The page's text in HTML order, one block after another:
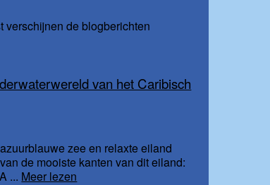
verschijnen de blogberichten
van het Caribisch
zee en relaxte eiland
de mooiste kanten van dit eiland:
... Meer lezen